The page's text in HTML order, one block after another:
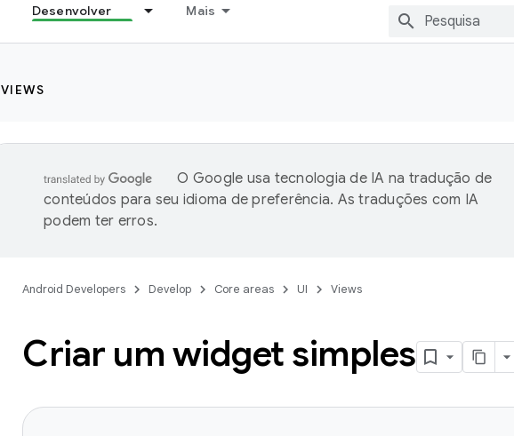
Desenvolver Mais
VIEWS
O Google usa tecnologia de IA na tradução de
conteúdos para seu idioma de preferência. As traduções com IA
podem ter erros.
Android Developers Develop Core areas UI Views
Criar um widget simples